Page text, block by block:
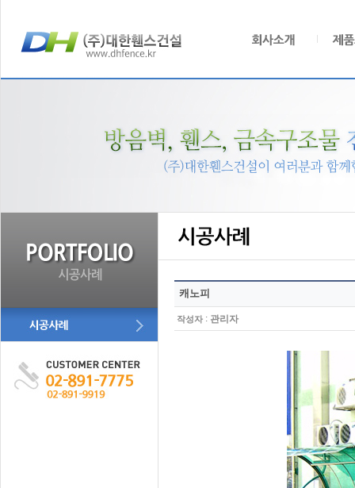
캐노피
작성자 : 관리자